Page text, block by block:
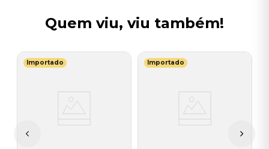
Quem viu, viu também!
Importado Importado